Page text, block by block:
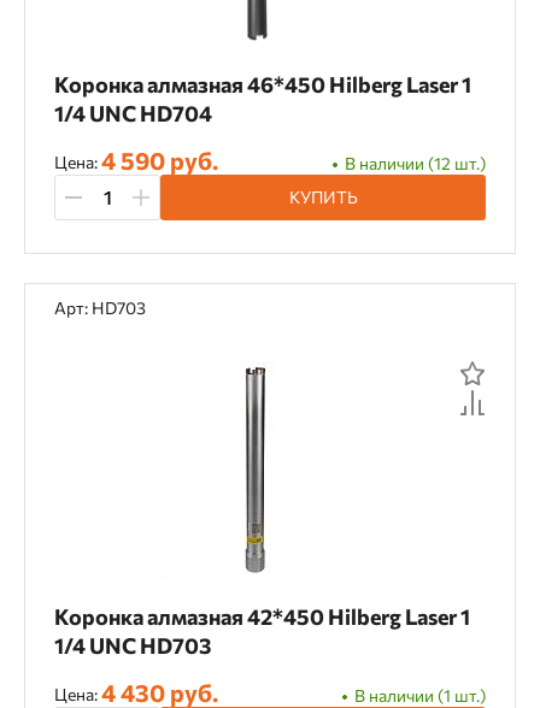
Коронка алмазная 46*450 Hilberg Laser 1
1/4 UNC HD704
Цена:4 590 руб.
В наличии (12 шт.)
КУПИТЬ
Арт: HD703
Коронка алмазная 42*450 Hilberg Laser 1
1/4 UNC HD703
Цена:4 430 руб.
В наличии (1 шт.)